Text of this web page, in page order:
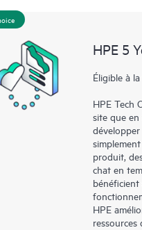
HPE 5
Éligible à
HPE Tech
site que en
produit,
chat en
HPE
ressources